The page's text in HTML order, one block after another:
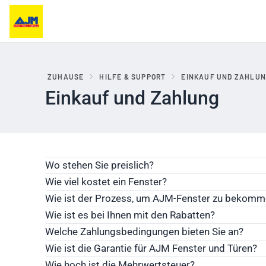
Balkontüren und
Haustüren und Portale
ZUHAUSE HILFE & SUPPORT EINKAUF UND
Einkauf und Zahlung
Wo stehen Sie preislich?
Wie viel kostet ein Fenster?
Der Preis eines Fensters hängt von mehreren
Insektenschutz. Ein wichtiger Faktor ist auch, ob Sie
Wie ist der Prozess, um AJM-Fenster zu
Wie ist es bei Ihnen mit den Rabatten?
Welche Zahlungsbedingungen bieten Sie an?
Wie ist die Garantie für AJM Fenster und Türen?